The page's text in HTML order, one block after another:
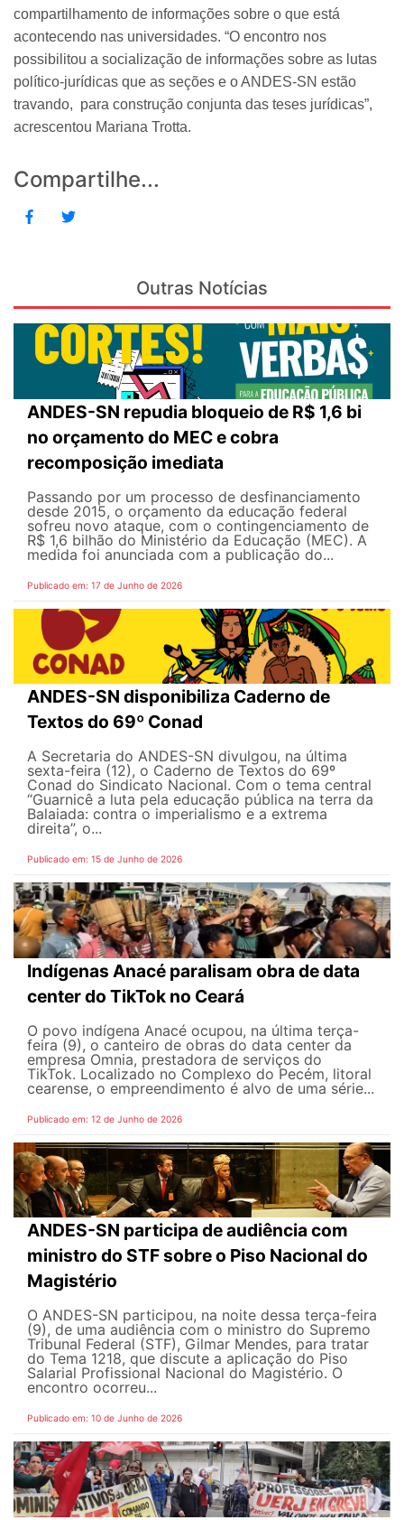
compartilhamento de informações sobre o que está
acontecendo nas universidades. “O encontro nos
possibilitou a socialização de informações sobre as lutas
político-jurídicas que as seções e o ANDES-SN estão
travando, para construção conjunta das teses jurídicas”,
acrescentou Mariana Trotta.
Compartilhe...
Outras Notícias
ANDES-SN repudia bloqueio de R$ 1,6 bi
no orçamento do MEC e cobra
recomposição imediata
Passando por um processo de desfinanciamento
desde 2015, o orçamento da educação federal
sofreu novo ataque, com o contingenciamento de
R$ 1,6 bilhão do Ministério da Educação (MEC). A
medida foi anunciada com a publicação do...
Publicado em: 17 de Junho de 2026
ANDES-SN disponibiliza Caderno de
Textos do 69º Conad
A Secretaria do ANDES-SN divulgou, na última
sexta-feira (12), o Caderno de Textos do 69º
Conad do Sindicato Nacional. Com o tema central
“Guarnicê a luta pela educação pública na terra da
Balaiada: contra o imperialismo e a extrema
direita”, o...
Publicado em: 15 de Junho de 2026
Indígenas Anacé paralisam obra de data
center do TikTok no Ceará
O povo indígena Anacé ocupou, na última terça-
feira (9), o canteiro de obras do data center da
empresa Omnia, prestadora de serviços do
TikTok. Localizado no Complexo do Pecém, litoral
cearense, o empreendimento é alvo de uma série...
Publicado em: 12 de Junho de 2026
ANDES-SN participa de audiência com
ministro do STF sobre o Piso Nacional do
Magistério
O ANDES-SN participou, na noite dessa terça-feira
(9), de uma audiência com o ministro do Supremo
Tribunal Federal (STF), Gilmar Mendes, para tratar
do Tema 1218, que discute a aplicação do Piso
Salarial Profissional Nacional do Magistério. O
encontro ocorreu...
Publicado em: 10 de Junho de 2026